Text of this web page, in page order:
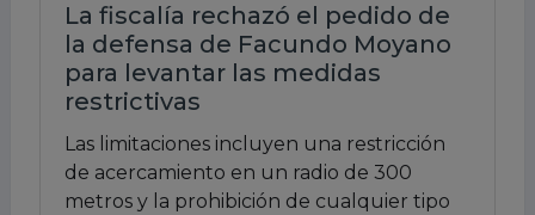
La fiscalía rechazó el pedido de
la defensa de Facundo Moyano
para levantar las medidas
restrictivas
Las limitaciones incluyen una restricción
de acercamiento en un radio de 300
metros y la prohibición de cualquier tipo